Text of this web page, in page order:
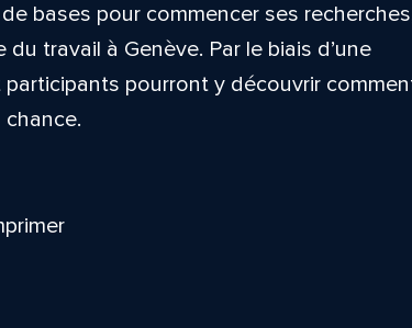
bases pour commencer ses
travail à Genève. Par le biais d’une
pourront y découvrir